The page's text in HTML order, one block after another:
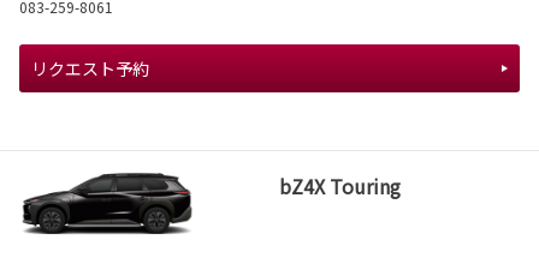
083-259-8061
リクエスト予約
bZ4X Touring